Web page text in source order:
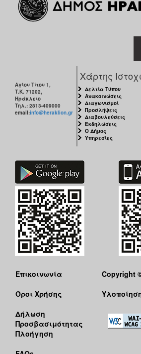
Αγίου Τίτου 1,
Τ.Κ. 71202,
Ηράκλειο
Τηλ.: 2813-409000
email:info@heraklion.gr
Χάρτης
Δελτία Τύπου
Ανακοινώσεις
Διαγωνισμοί
Προσλήψεις
Διαβουλεύσεις
Εκδηλώσεις
Ο Δήμος
Υπηρεσίες
Επικοινωνία
Όροι Χρήσης
Δήλωση
Προσβασιμότητας
Πλοήγηση
Copyright